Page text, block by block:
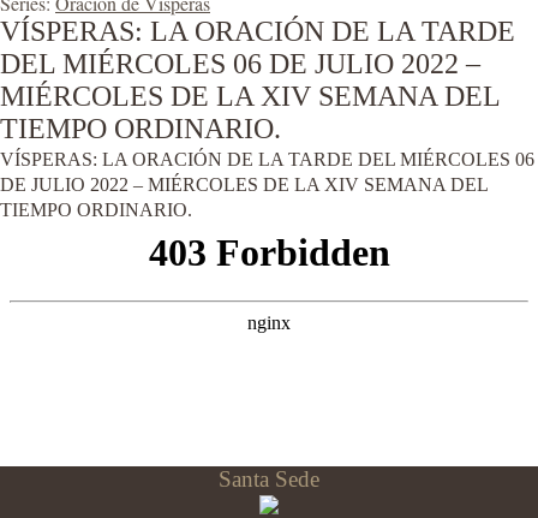
VÍSPERAS: LA ORACIÓN DE LA TARDE
DEL MIÉRCOLES 06 DE JULIO 2022 –
MIÉRCOLES DE LA XIV SEMANA DEL
TIEMPO ORDINARIO.
VÍSPERAS: LA ORACIÓN DE LA TARDE DEL MIÉRCOLES 06
DE JULIO 2022 – MIÉRCOLES DE LA XIV SEMANA DEL
TIEMPO ORDINARIO.
Santa Sede